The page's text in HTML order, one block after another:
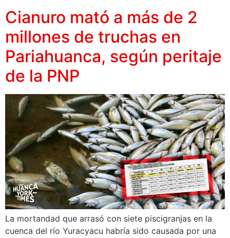
Cianuro mató a más de 2
millones de truchas en
Pariahuanca, según peritaje
de la PNP
La mortandad que arrasó con siete piscigranjas en la
cuenca del río Yuracyacu habría sido causada por una